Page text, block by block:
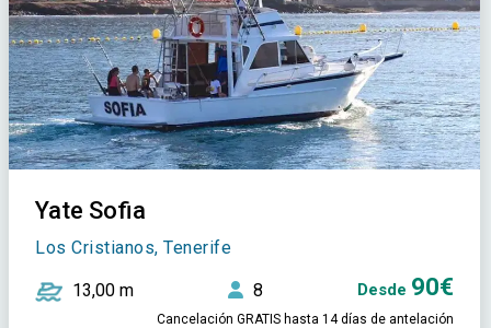
Yate Sofia
Los Cristianos, Tenerife
13,00 m 8 Desde 90€
Cancelación GRATIS hasta 14 días de antelación